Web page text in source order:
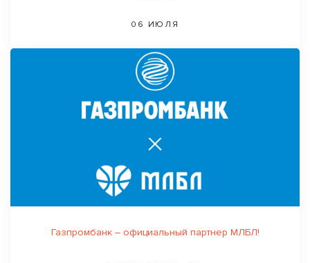
06 ИЮЛЯ
Газпромбанк – официальный партнер МЛБЛ!